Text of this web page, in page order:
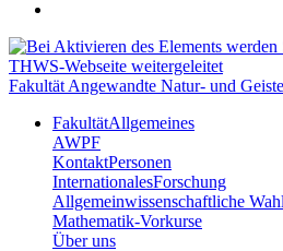
Fakultät Angewandte Natur- und
FakultätAllgemeines
AWPF
KontaktPersonen
InternationalesForschung
Allgemeinwissenschaftliche
Mathematik-Vorkurse
Über uns